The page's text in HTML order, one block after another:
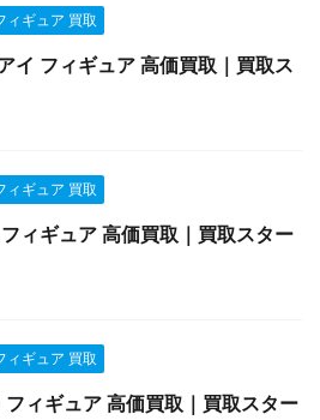
ィギュア 買取
イ フィギュア 高価買取｜買取ス
ィギュア 買取
ィギュア 高価買取｜買取スター
ィギュア 買取
フィギュア 高価買取｜買取スター